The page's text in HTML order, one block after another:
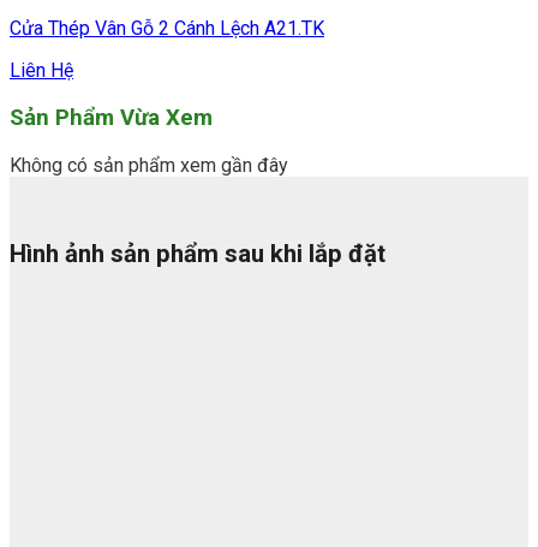
Cửa Thép Vân Gỗ 2 Cánh Lệch A21.TK
Liên Hệ
Sản Phẩm Vừa Xem
Không có sản phẩm xem gần đây
Hình ảnh sản phẩm sau khi lắp đặt